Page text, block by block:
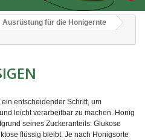
Ausrüstung für die Honigernte
ein entscheidender Schritt, um
leicht verarbeitbar zu machen. Honig
seines Zuckeranteils: Glukose
flüssig bleibt. Je nach Honigsorte